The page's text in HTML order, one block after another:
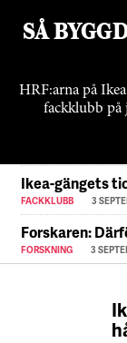
SÅ
HRF:arna på
fackklubb på
Ikea-gängets
FACKKLUBB 3
Forskaren:
FORSKNING 3